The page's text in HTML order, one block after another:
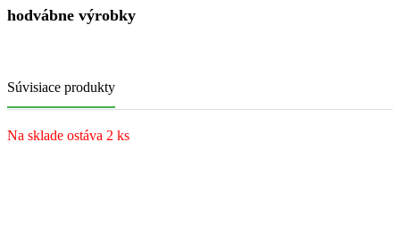
hodvábne výrobky
Súvisiace produkty
Na sklade ostáva 2 ks